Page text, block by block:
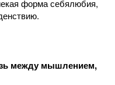
форма себялюбия,
между мышлением,